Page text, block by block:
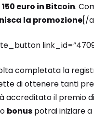
euro in Bitcoin.
la promozione[/
completata la
di ottenere tanti
accreditato il premio
bonuspotrai iniziare